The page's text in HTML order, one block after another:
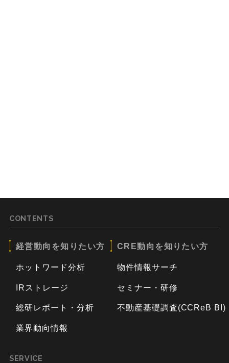
CONTENTS
経営動向を知りたい方
ホットワード分析
IRストレージ
総研レポート・分析
業界動向情報
CRE動向を知りたい方
物件情報サーチ
セミナー・研修
不動産基礎調査(CCReB BI)
SERVICE